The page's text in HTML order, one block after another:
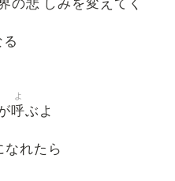
の悲 しみを変 えてく
る
呼
よ
ぶよ
なれたら